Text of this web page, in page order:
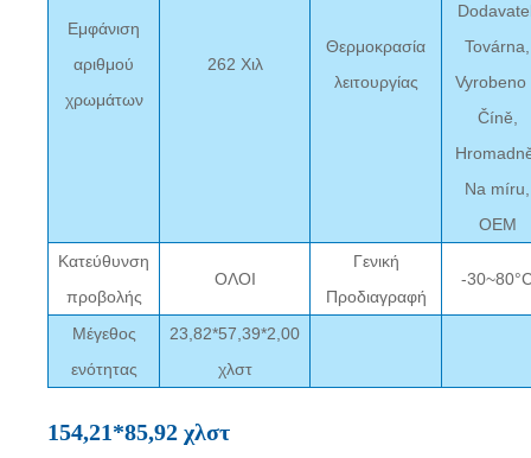
Εμφάνιση
αριθμού
χρωμάτων
262 Χιλ
Θερμοκρασία
λειτουργίας
Továrna,
Vyrobeno
Číně,
Na míru,
OEM
Κατεύθυνση
προβολής
ΟΛΟΙ
Γενική
Προδιαγραφή
-
Μέγεθος
ενότητας
23,82*57,39*2,00
χλστ
154,21*85,92 χλστ